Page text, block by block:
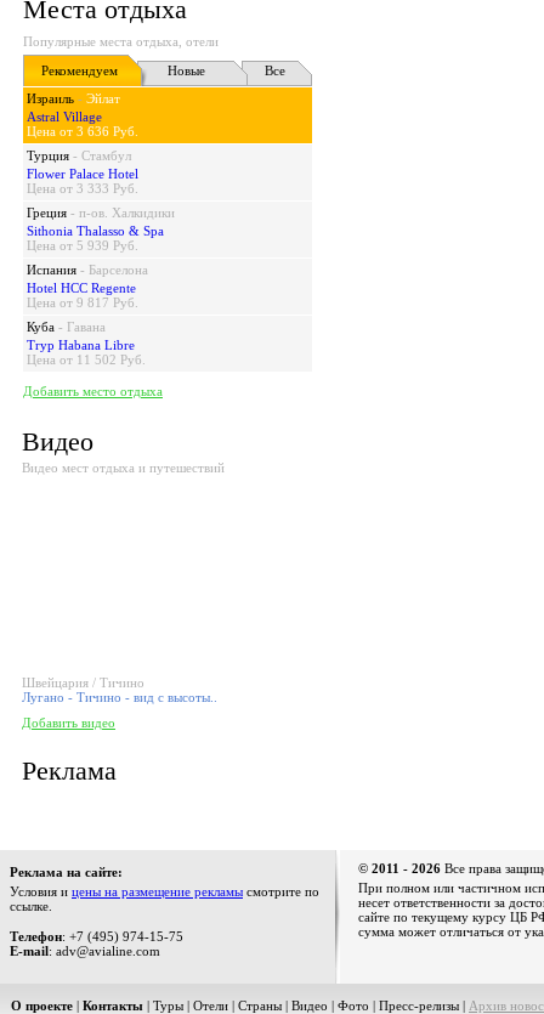
Места отдыха
Популярные места отдыха, отели
Рекомендуем
Новые
Все
Израиль - Эйлат
Astral Village
Цена от 3 636 Руб.
Турция - Стамбул
Flower Palace Hotel
Цена от 3 333 Руб.
Греция - п-ов. Халкидики
Sithonia Thalasso & Spa
Цена от 5 939 Руб.
Испания - Барселона
Hotel HCC Regente
Цена от 9 817 Руб.
Куба - Гавана
Tryp Habana Libre
Цена от 11 502 Руб.
Добавить место отдыха
Видео
Видео мест отдыха и путешествий
Швейцария / Тичино
Лугано - Тичино - вид с высоты..
Добавить видео
Реклама
Реклама на сайте:
Условия и цены на размещение рекламы смотрите по
ссылке.
Телефон: +7 (495) 974-15-75
E-mail: adv@avialine.com
© 2011 - 2026 Все права
При полном или частичном
несет ответственности за
сайте по текущему курсу ЦБ
сумма может отличаться от
О проекте | Контакты | Туры | Отели | Страны | Видео | Фото | Пресс-релизы | Архив